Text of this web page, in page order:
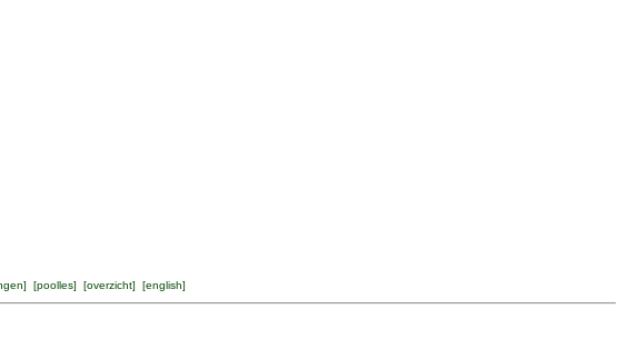
] [poolles] [overzicht] [english]